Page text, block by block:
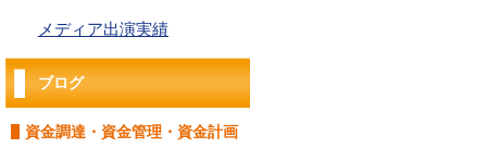
メディア出演実績
ブログ
資金調達・資金管理・資金計画